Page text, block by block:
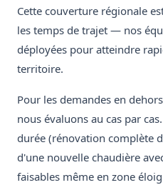
Cette couverture régionale
les temps de trajet — nos
déployées pour atteindre
territoire.
Pour les demandes en
nous évaluons au cas par
durée (rénovation complète
d'une nouvelle chaudière
faisables même en zone